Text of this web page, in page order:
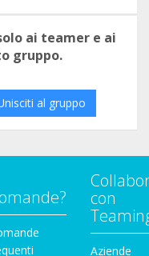
ai teamer e ai
gruppo.
al gruppo
con
Aziende